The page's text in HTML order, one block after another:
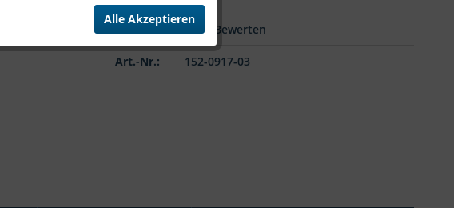
Merken Bewerten
Art.-Nr.: 152-0917-03
Alle Akzeptieren